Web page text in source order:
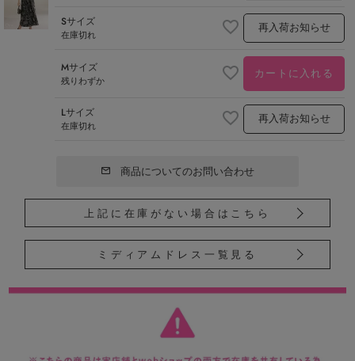
Sサイズ
在庫切れ 再入荷お知らせ
Mサイズ
残りわずか カートに入れる
Lサイズ
在庫切れ 再入荷お知らせ
商品についてのお問い合わせ
上記に在庫がない場合はこちら
ミディアムドレス一覧見る